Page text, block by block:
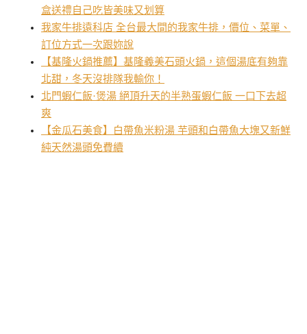
盒送禮自己吃皆美味又划算
我家牛排遠科店 全台最大間的我家牛排，價位、菜單、
訂位方式一次跟妳說
【基隆火鍋推薦】基隆義美石頭火鍋，這個湯底有夠靠
北甜，冬天沒排隊我輸你！
北門蝦仁飯·煲湯 絕頂升天的半熟蛋蝦仁飯 一口下去超
爽
【金瓜石美食】白帶魚米粉湯 芋頭和白帶魚大塊又新鮮
純天然湯頭免費續